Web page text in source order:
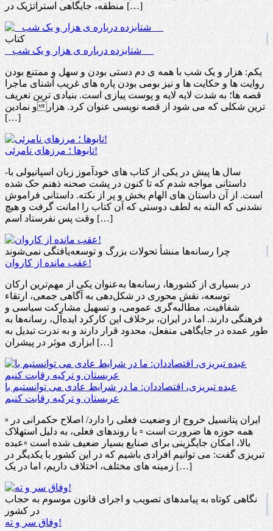
منطقه، جایگاهی استراتژیک در […]
کتاب
_ شتابزده درباره ی هزار و یک شب __
یکم: هزار و یک شب با همه ی دم دستی بودن و سهل و ممتنع بودن
روایت ها و حکایت ها و نیز بومی بودن پاره های غریب آشنای ماجرا
قصه ها؛ به شدت لایه لایه و پوست پیازی است. بنیادی ترین تعریف
و نمادینترین شکلی که می شود از قصه نویسی عنوان کرد. هزار
[…]
تابوها ؛ مرزهای نامرئی!
-سال ها پیش در یکی از کتاب های خودآموز زبان اسپانیولی با
داستانی مواجه شدم که تا کنون در پشت صحنه ذهنم حک شده
است. از آن داستان های الهام بخش و پر از نکته. داستانی فراموش
نشدنی که البته به لطف دوستی که آن کتاب را امانت گرفت و هیچ
وقت پس نفرستاد اسم […]
چرا رسانه‌ها منشأ تحولات بزرگ و توسعه‌یافتگی نمی‌شوند
عقب مانده از کاروان!
در بسیاری از کشورها، رسانه‌ها به‌عنوان یکی از مهم‌ترین ارکان
توسعه، نقش محوری در شکل‌دهی به آگاهی جمعی، ارتقاء
شفافیت، مطالبه‌گری عمومی، و تسهیل مشارکت سیاسی و
فرهنگی دارند. اما در ایران، برخلاف این کارکرد ایده‌آل، رسانه‌ها به
طور عمده در جایگاهی منفعل، محدود قرار دارند و به ندرت تبدیل به
ابزاری موثر در پیشران […]
عبده تبریزی، اقتصاددان: ما در شرایط عادی می توانستیم با
عربستان و ترکیه رقابت کنیم
▫️ ایران پتانسیل خروج از وضعیت فعلی را دارد/ اصلاح حکمرانی در
همه حوزه ها ضرورت است ▫️ با روندهای فعلی، به دلیل استهلاک
بالا، امکان جایگزینی برای صنایع بسیار ضعیف شده است ▫️عبده
تبریزی گفت: می توانیم افرادی باشیم که در این کشور با یکدیگر در
زمینه های مختلف، اختلاف داریم، اما در یک […]
نگاهی کوتاه به پیامدهای تصویب و اجرای قانون موسوم به حجاب
در کشور
وفاق سر و ته!